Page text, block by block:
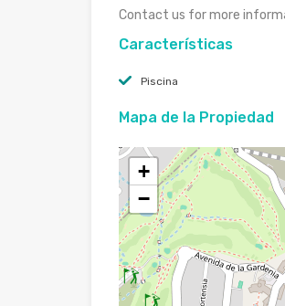
Contact us for more
Características
Piscina
Mapa de la Propiedad
+
−